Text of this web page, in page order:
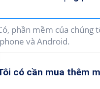
phần mềm của chúng
và Android.
có cần mua thêm